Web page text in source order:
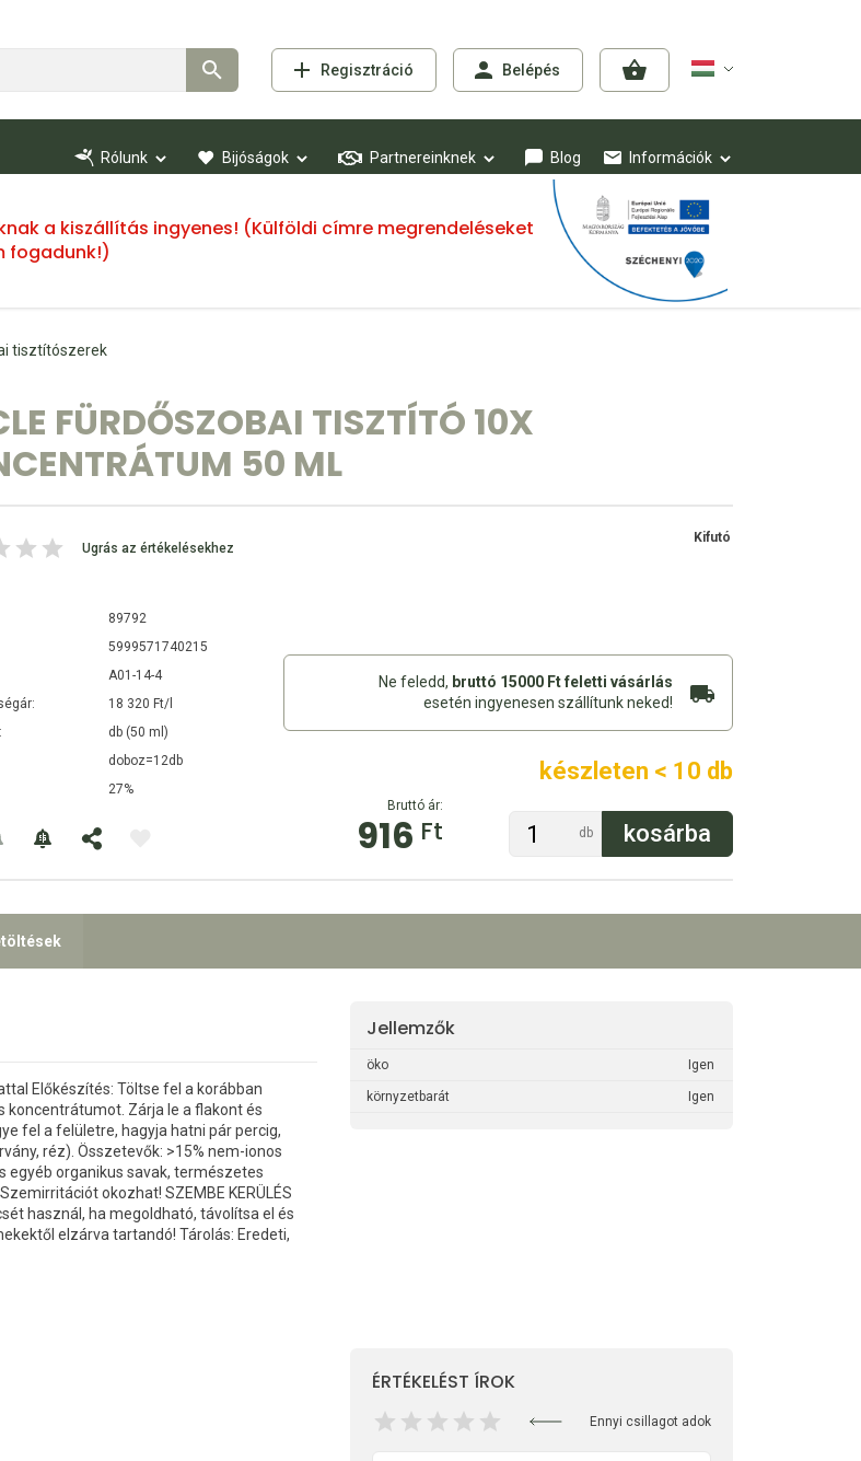
Regisztráció Belépés
Rólunk Bijóságok Partnereinknek Blog Információk
a kiszállítás ingyenes! (Külföldi címre megrendeléseket
fogadunk!)
tisztítószerek
FÜRDŐSZOBAI TISZTÍTÓ 10X
50 ML
Ugrás az értékelésekhez
Kifutó
89792
5999571740215
A01-14-4
18 320 Ft/l
db (50 ml)
doboz=12db
27%
Ne feledd, bruttó 15000 Ft feletti vásárlás
esetén ingyenesen szállítunk neked!
Bruttó ár:
916 Ft
készleten < 10 db
db
Előkészítés: Töltse fel a korábban
koncentrátumot. Zárja le a flakont és
fel a felületre, hagyja hatni pár percig,
réz). Összetevők: >15% nem-ionos
egyéb organikus savak, természetes
okozhat! SZEMBE KERÜLÉS
használ, ha megoldható, távolítsa el és
elzárva tartandó! Tárolás: Eredeti,
Jellemzők
öko Igen
környzetbarát Igen
ÉRTÉKELÉST ÍROK
Ennyi csillagot adok